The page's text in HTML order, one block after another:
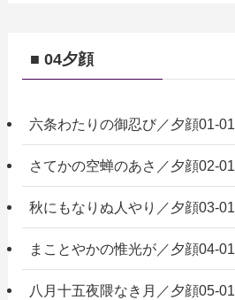
■ 04夕顔
六条わたりの御忍び／夕顔01-01
さてかの空蝉のあさ／夕顔02-01
秋にもなりぬ人やり／夕顔03-01
まことやかの惟光が／夕顔04-01
八月十五夜隈なき月／夕顔05-01